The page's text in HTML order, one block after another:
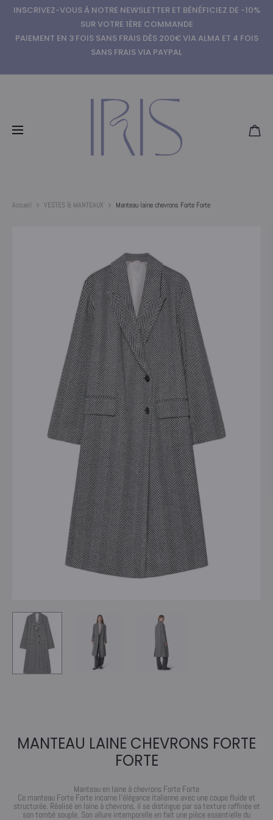
INSCRIVEZ-VOUS À NOTRE NEWSLETTER ET BÉNÉFICIEZ DE -10%
SUR VOTRE 1ÈRE COMMANDE
PAIEMENT EN 3 FOIS SANS FRAIS DÈS 200€ VIA ALMA ET 4 FOIS
SANS FRAIS VIA PAYPAL
Accueil VESTES & MANTEAUX Manteau laine chevrons Forte Forte
MANTEAU LAINE CHEVRONS FORTE
FORTE
Manteau en laine à chevrons Forte Forte
Ce manteau Forte Forte incarne l’élégance italienne avec une coupe fluide et
structurée. Réalisé en laine à chevrons, il se distingue par sa texture raffinée et
son tombé souple. Son allure intemporelle en fait une pièce essentielle du